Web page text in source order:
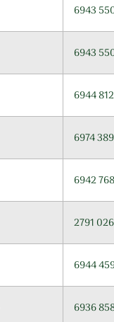
6943
6943
6944
6974
6942
2791
6944
6936